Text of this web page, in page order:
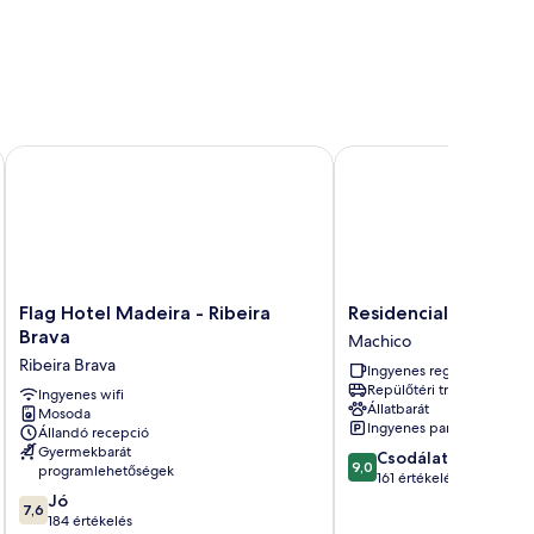
Flag
Hotel
-
Ribeira
Brava
Ribeira
Brava
Flag Hotel Madeira - Ribeira
Brava
Ribeira Brava
Ingyenes wifi
Mosoda
Állandó recepció
Gyermekbarát
programlehetőségek
7.6
ennyiből:
7,6 Jó
184 értékelés
Flag Hotel Madeira - Ribeira Brava
Residencial
Família
Machico
Residencial Família
Machico
Ingyenes reggeli
Repülőtéri transzfer
Állatbarát
Ingyenes parkolás
9.0
ennyiből:
9,0 Csodálatos
161 értékelés
Residencial Família